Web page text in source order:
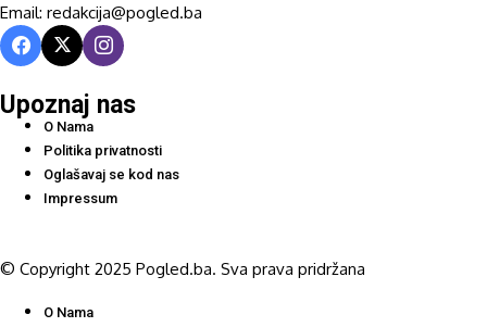
Email: redakcija@pogled.ba
Upoznaj nas
O Nama
Politika privatnosti
Oglašavaj se kod nas
Impressum
© Copyright 2025 Pogled.ba. Sva prava pridržana
O Nama